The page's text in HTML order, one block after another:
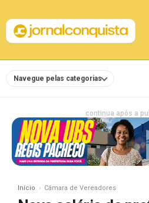
Navegue pelas categorias
continua após a
Início Câmara de Vereadores